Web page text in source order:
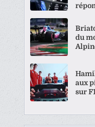
du
aux
sur